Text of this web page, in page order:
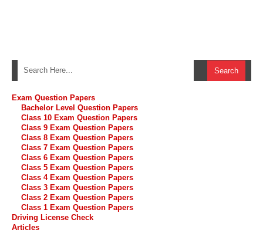
Exam Question Papers
Bachelor Level Question Papers
Class 10 Exam Question Papers
Class 9 Exam Question Papers
Class 8 Exam Question Papers
Class 7 Exam Question Papers
Class 6 Exam Question Papers
Class 5 Exam Question Papers
Class 4 Exam Question Papers
Class 3 Exam Question Papers
Class 2 Exam Question Papers
Class 1 Exam Question Papers
Driving License Check
Articles